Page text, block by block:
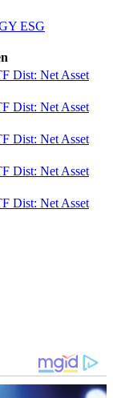
ESG
Dist: Net Asset
Dist: Net Asset
Dist: Net Asset
Dist: Net Asset
Dist: Net Asset